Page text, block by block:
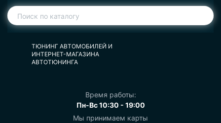
ТЮНИНГ АВТОМОБИЛЕЙ И
ИНТЕРНЕТ-МАГАЗИНА
АВТОТЮНИНГА
Время работы:
Пн-Вс 10:30 - 19:00
Мы принимаем карты